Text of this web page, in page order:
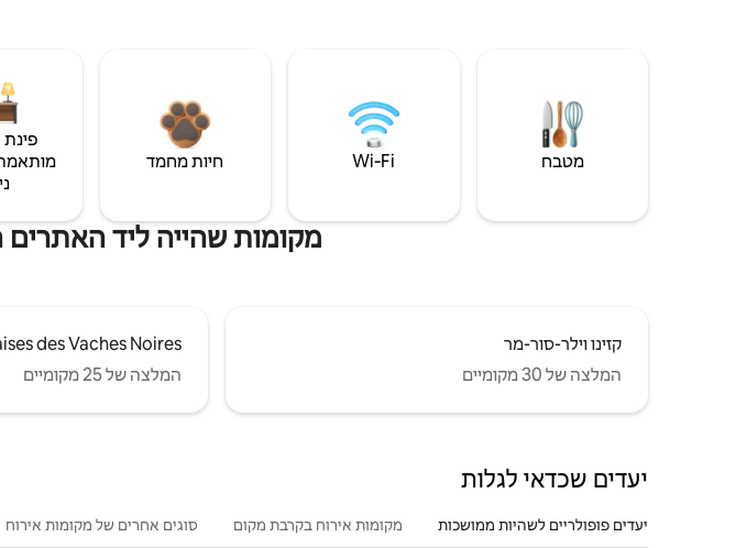
מטבח Wi‑Fi חיות מחמד
מקומות שהייה ליד האתרים
קזינו וילר-סור-מר
המלצה של 30 מקומיים
des Vaches Noires
המלצה של 25 מקומיים
יעדים שכדאי לגלות
יעדים פופולריים לשהיות ממושכות מקומות אירוח בקרבת מקום סוגים אחרים של מקומות אירוח